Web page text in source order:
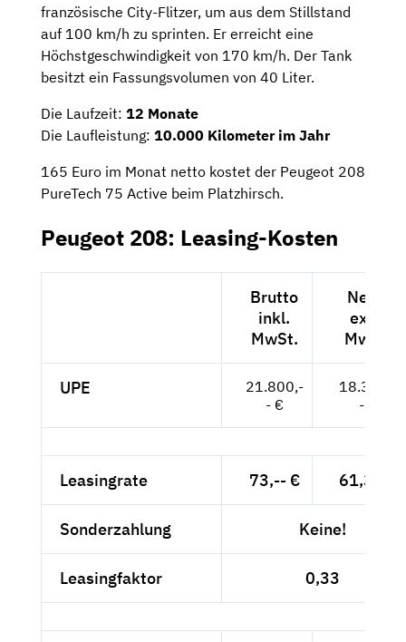
französische City-Flitzer, um aus dem Stillstand
auf 100 km/h zu sprinten. Er erreicht eine
Höchstgeschwindigkeit von 170 km/h. Der Tank
besitzt ein Fassungsvolumen von 40 Liter.
Die Laufzeit: 12 Monate
Die Laufleistung: 10.000 Kilometer im Jahr
165 Euro im Monat netto kostet der Peugeot 208
PureTech 75 Active beim Platzhirsch.
Peugeot 208: Leasing-Kosten
Brutto
inkl.
MwSt.
Netto
exkl.
MwSt.
UPE
21.800,-
- €
18.319,-
- €
Leasingrate 73,-- € 61,34 €
Sonderzahlung Keine!
Leasingfaktor 0,33